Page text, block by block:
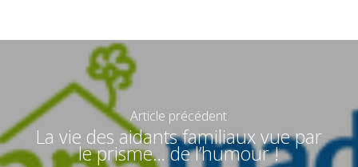
Article précédent
La vie des aidants familiaux vue par
le prisme… de l’humour !